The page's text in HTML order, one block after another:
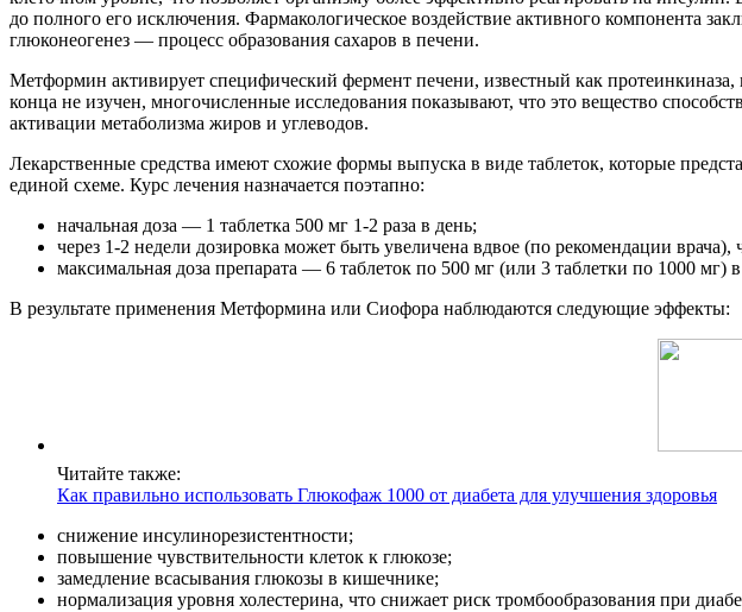
до полного его исключения. Фармакологическое воздействие активного компонента
глюконеогенез — процесс образования сахаров в печени.
Метформин активирует специфический фермент печени, известный как
конца не изучен, многочисленные исследования показывают, что это вещество
активации метаболизма жиров и углеводов.
Лекарственные средства имеют схожие формы выпуска в виде таблеток, которые
единой схеме. Курс лечения назначается поэтапно:
начальная доза — 1 таблетка 500 мг 1-2 раза в день;
через 1-2 недели дозировка может быть увеличена вдвое (по рекомендации врача),
максимальная доза препарата — 6 таблеток по 500 мг (или 3 таблетки по 1000 мг) в
В результате применения Метформина или Сиофора наблюдаются следующие эффекты:
Читайте также:
Как правильно использовать Глюкофаж 1000 от диабета для улучшения здоровья
снижение инсулинорезистентности;
повышение чувствительности клеток к глюкозе;
замедление всасывания глюкозы в кишечнике;
нормализация уровня холестерина, что снижает риск тромбообразования при